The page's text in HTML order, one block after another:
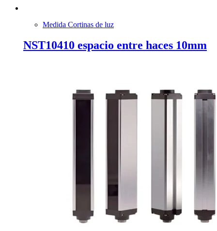
Medida Cortinas de luz
NST10410 espacio entre haces 10mm